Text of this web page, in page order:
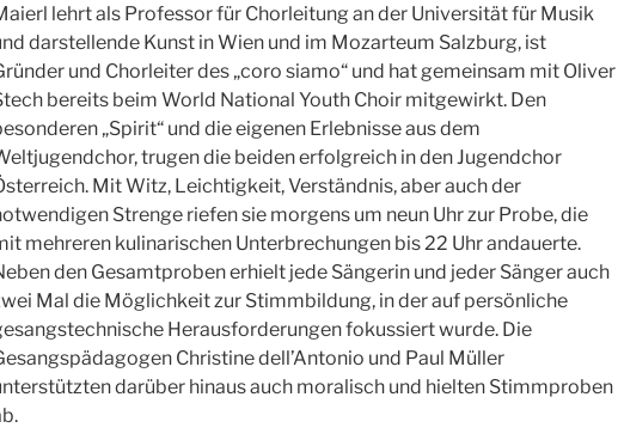
lehrt als Professor für Chorleitung an der Universität für Musik
darstellende Kunst in Wien und im Mozarteum Salzburg, ist
und Chorleiter des „coro siamo“ und hat gemeinsam mit Oliver
bereits beim World National Youth Choir mitgewirkt. Den
„Spirit“ und die eigenen Erlebnisse aus dem
trugen die beiden erfolgreich in den Jugendchor
Mit Witz, Leichtigkeit, Verständnis, aber auch der
Strenge riefen sie morgens um neun Uhr zur Probe, die
mehreren kulinarischen Unterbrechungen bis 22 Uhr andauerte.
den Gesamtproben erhielt jede Sängerin und jeder Sänger auch
Mal die Möglichkeit zur Stimmbildung, in der auf persönliche
Herausforderungen fokussiert wurde. Die
Christine dell’Antonio und Paul Müller
darüber hinaus auch moralisch und hielten Stimmproben